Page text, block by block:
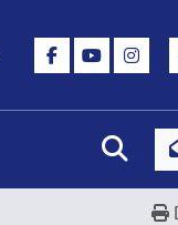
FACEBOOK
YOUTUBE